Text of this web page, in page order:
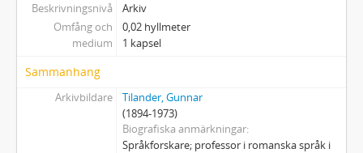
Beskrivningsnivå
Arkiv
Omfång och
medium
0,02 hyllmeter
1 kapsel
Sammanhang
Arkivbildare
Tilander, Gunnar
(1894-1973)
Biografiska anmärkningar
Språkforskare; professor i romanska språk i